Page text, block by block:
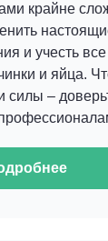
крайне
и учесть все
и яйца.
силы –